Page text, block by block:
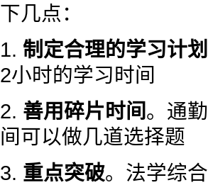
下几点：
1. 制定合理的学习计划
2小时的学习时间
2. 善用碎片时间。通
间可以做几道选择题
3. 重点突破。法学综